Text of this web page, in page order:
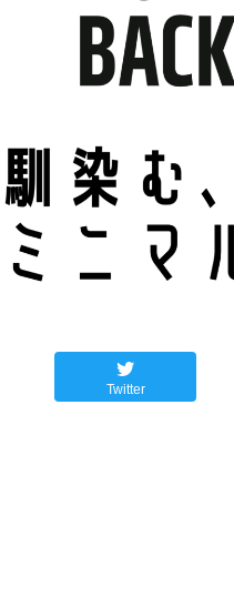
Twitter